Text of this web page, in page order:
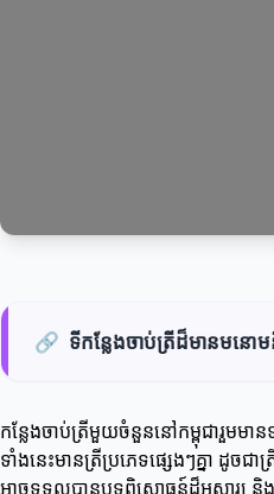
🔗 ទីកន្លែងចាប់ត្រីដ៏មានមនោ
កន្លែងចាប់ត្រីមួយចំនួននៅកម្ពុជារួមមាន
ទាំងនេះមានត្រីប្រភេទផ្សេងៗគ្នា ដូច
អាចទទួលបានបទពិសោធន៍ដ៏អស្ចារ្យ និ